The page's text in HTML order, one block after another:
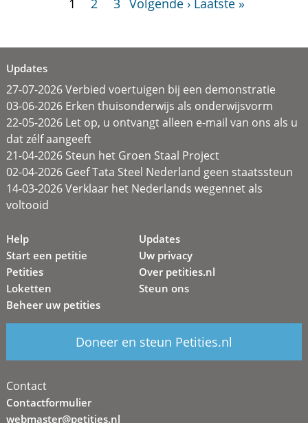
1 2 3 Volgende › Laatste »
Updates
27-07-2026 Verbied voertuigen bij een demonstratie
03-06-2026 Erken thuisonderwijs als onderwijsvorm
22-05-2026 Let op, u ontvangt alleen e-mail van ons als u
dat zélf aangeeft
21-04-2026 Steun het Groen Staal Project
02-04-2026 Geef Tata Steel Nederland geen staatssteun
14-03-2026 Verklaar het Nederlands wegennet als
voltooid
Help
Start een petitie
Petities
Loketten
Beheer uw petities
Updates
Uw privacy
Over petities.nl
Steun ons
Doneer en steun Petities.nl
Contact
Contactformulier
webmaster@petities.nl